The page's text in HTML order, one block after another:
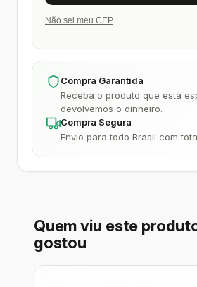
Não sei meu CEP
Compra Garantida
Receba o produto que está
devolvemos o dinheiro.
Compra Segura
Envio para todo Brasil com
Quem viu este
gostou